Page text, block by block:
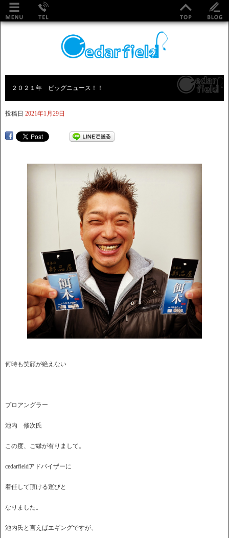
２０２１年 ビッグニュース！！
投稿日 2021年1月29日
何時も笑顔が絶えない
プロアングラー
池内 修次氏
この度、ご縁が有りまして。
cedarfieldアドバイザーに
着任して頂ける運びと
なりました。
池内氏と言えばエギングですが、